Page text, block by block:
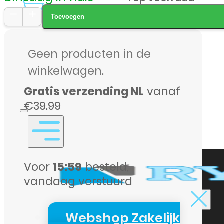
0
Geen producten in de
winkelwagen.
Webshop Zakelijk
Apple
Clear
Case
Transparant
(Origineel)
aantal
Toevoegen
Gratis verzending NL vanaf
€39.99
Voor15:59besteld,
vandaag verstuurd